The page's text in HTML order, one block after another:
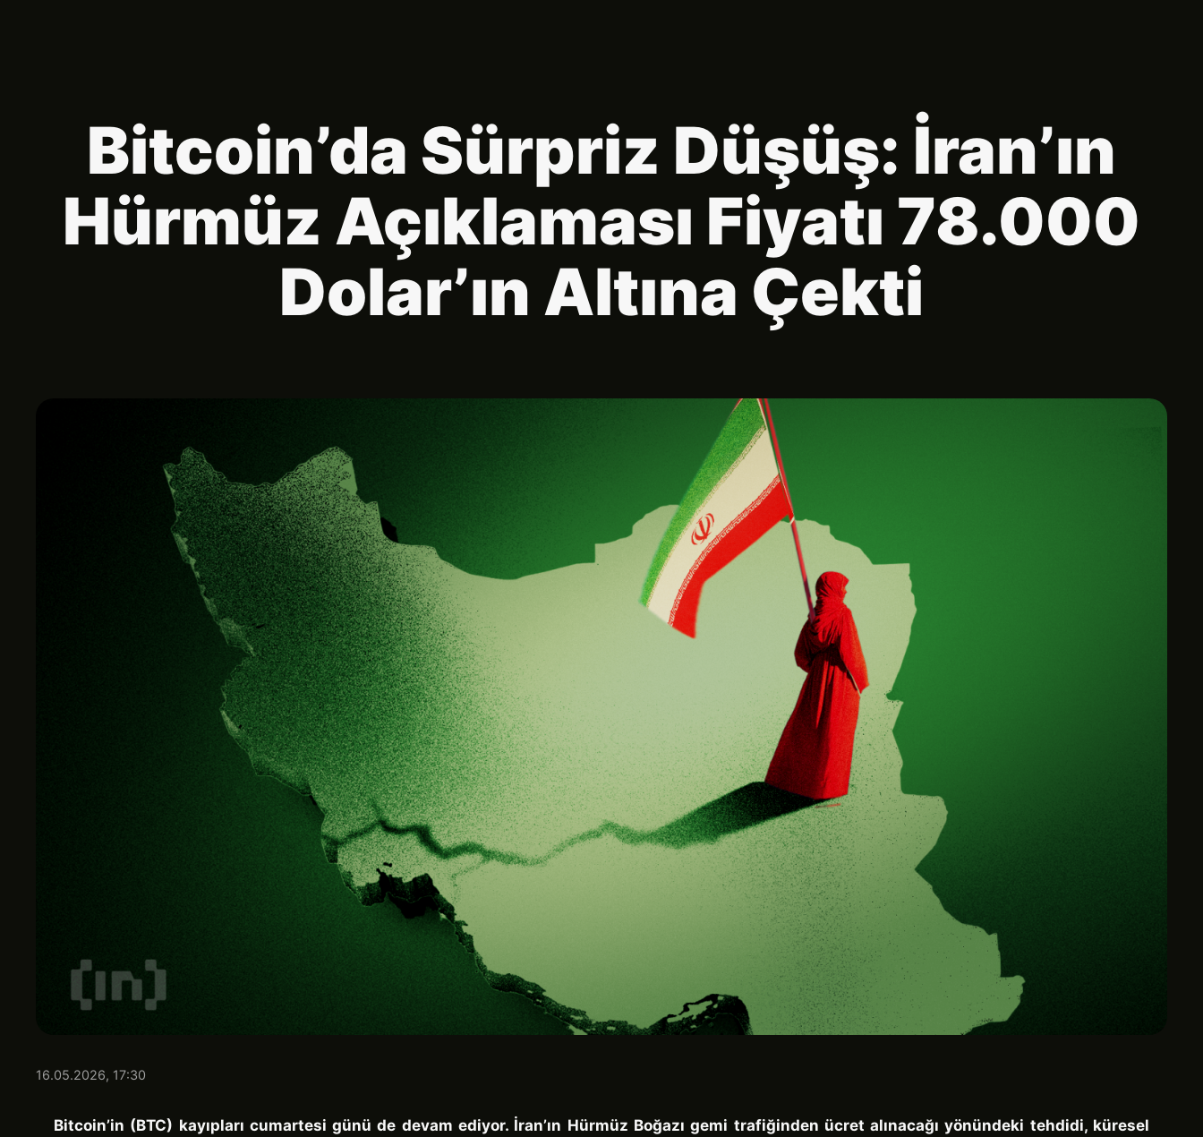
Bitcoin’da Sürpriz Düşüş: İran’ın
Hürmüz Açıklaması Fiyatı 78.000
Dolar’ın Altına Çekti
16.05.2026, 17:30
Bitcoin’in (BTC) kayıpları cumartesi günü de devam ediyor. İran’ın Hürmüz Boğazı gemi trafiğinden ücret alınacağı yönündeki tehdidi, küresel